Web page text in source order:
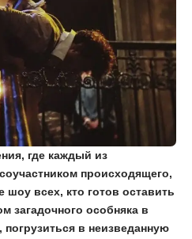
где каждый из
происходящего,
всех, кто готов оставить
загадочного особняка в
в неизведанную